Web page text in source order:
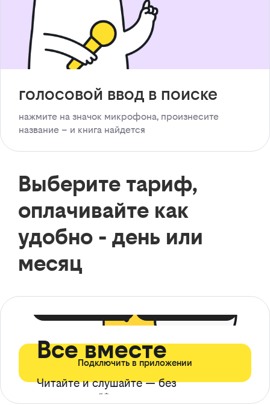
голосовой ввод в поиске
нажмите на значок микрофона, произнесите
название – и книга найдется
Выберите тариф,
оплачивайте как
удобно - день или
месяц
Все вместе
Читайте и слушайте — без
ограничений*
Подключить в приложении